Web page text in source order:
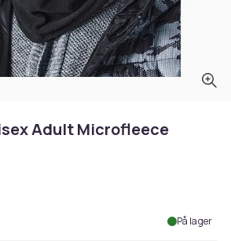
Adult Microfleece
På lager